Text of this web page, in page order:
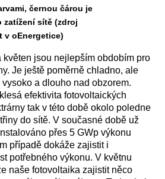
černou čárou je
zatížení sítě (zdroj
v oEnergetice)
květen jsou nejlepším obdobím pro
Je ještě poměrně chladno, ale
a dlouho nad obzorem.
efektivita fotovoltaických
tak v této době okolo poledne
do sítě. V současné době už
přes 5 GWp výkonu
případě dokáže zajistit i
potřebného výkonu. V květnu
naše fotovoltaika zajistit něco